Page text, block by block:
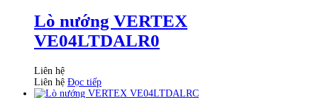
Lò nướng VERTEX
VE04LTDALR0
Liên hệ
Liên hệ Đọc tiếp